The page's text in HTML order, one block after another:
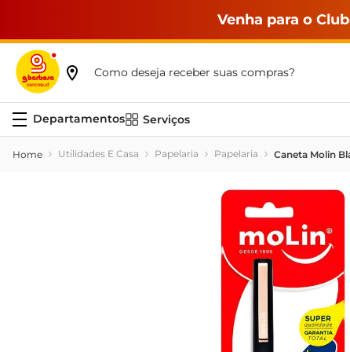
Venha para o
Como deseja receber suas compras?
Serviços
Utilidades E Casa Papelaria Papelaria Caneta Molin